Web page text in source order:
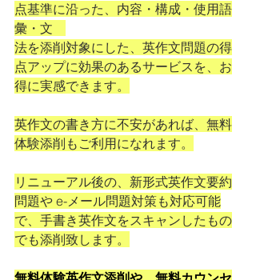
点基準に沿った、内容・構成・使用語
彙・文
法を添削対象にした、英作文問題の得
点アップに効果のあるサービスを、お
得に実感できます。
英作文の書き方に不安があれば、無料
体験添削もご利用になれます。
リニューアル後の、新形式英作文要約
問題や e-メール問題対策も対応可能
で、手書き英作文をスキャンしたもの
でも添削致します。